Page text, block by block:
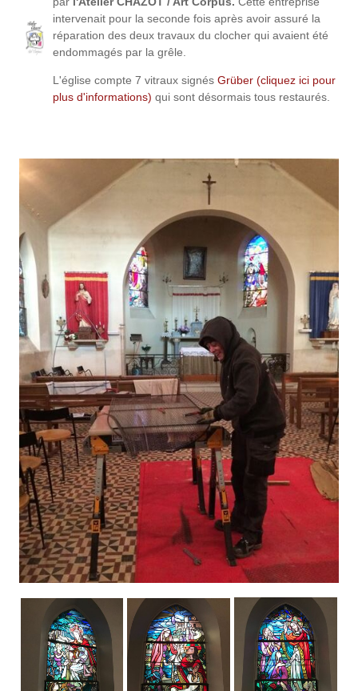
intervenait pour la seconde fois après avoir assuré la
réparation des deux travaux du clocher qui avaient été
endommagés par la grêle.
L'église compte 7 vitraux signésGrüber (cliquez ici pour
plus d'informations) qui sont désormais tous restaurés.